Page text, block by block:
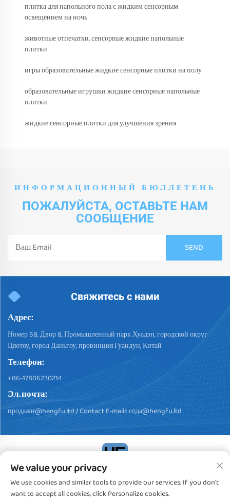
плитка для напольного пола с жидким сенсорным
освещением на ночь
животные отпечатки, сенсорные жидкие напольные
плитки
игры образовательные жидкие сенсорные плитки на полу
образовательные игрушки жидкие сенсорные напольные
плитки
жидкие сенсорные плитки для улучшения зрения
ИНФОРМАЦИОННЫЙ БЮЛЛЕТЕНЬ
ПОЖАЛУЙСТА, ОСТАВЬТЕ НАМ
СООБЩЕНИЕ
Свяжитесь с нами
Адрес:
Номер 58, Двор 8, Промышленный парк Хуадэн, городской округ
Цяотоу, город Даньгоу, провинция Гуандун, Китай
Телефон:
+86-17806230214
Эл. почта:
продажи@hengfu.ltd/ Contact E-maill:сода@hengfu.ltd
Авторское право © 2024, Dongguan Hengfu Plastic Products Co.,
Ltd. Все права защищеныПолитика конфиденциальности
We value your privacy
We use cookies and similar tools to provide our services. If you don't
want to accept all cookies, click Personalize cookies.